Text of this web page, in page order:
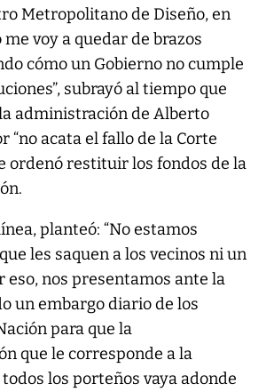
Metropolitano de Diseño, en
me voy a quedar de brazos
cómo un Gobierno no cumple
subrayó al tiempo que
administración de Alberto
“no acata el fallo de la Corte
ordenó restituir los fondos de la
planteó: “No estamos
les saquen a los vecinos ni un
eso, nos presentamos ante la
un embargo diario de los
para que la
que le corresponde a la
los porteños vaya adonde